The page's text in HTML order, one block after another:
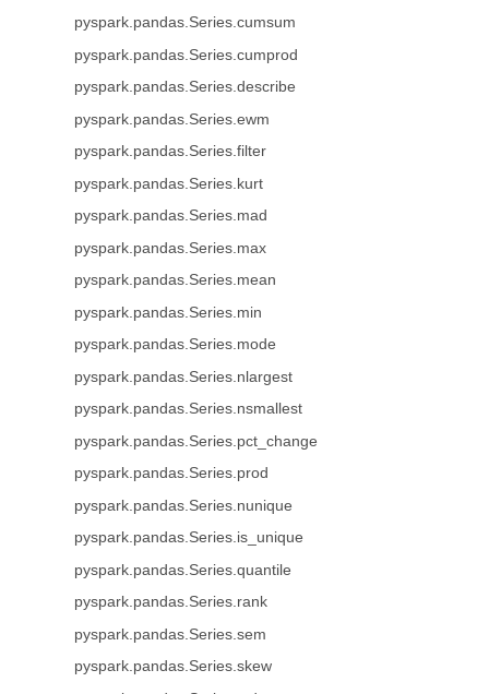
pyspark.pandas.Series.cumsum
pyspark.pandas.Series.cumprod
pyspark.pandas.Series.describe
pyspark.pandas.Series.ewm
pyspark.pandas.Series.filter
pyspark.pandas.Series.kurt
pyspark.pandas.Series.mad
pyspark.pandas.Series.max
pyspark.pandas.Series.mean
pyspark.pandas.Series.min
pyspark.pandas.Series.mode
pyspark.pandas.Series.nlargest
pyspark.pandas.Series.nsmallest
pyspark.pandas.Series.pct_change
pyspark.pandas.Series.prod
pyspark.pandas.Series.nunique
pyspark.pandas.Series.is_unique
pyspark.pandas.Series.quantile
pyspark.pandas.Series.rank
pyspark.pandas.Series.sem
pyspark.pandas.Series.skew